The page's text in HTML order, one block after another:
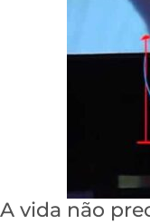
A vida não